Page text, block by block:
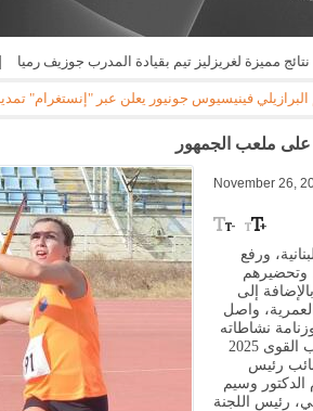
| لغريزليز تيم بقيادة المدرب جوزيف رميا
فينيسيوس جونيور يعلن عبر "إنستغرام" تمديد عقده مع
November 26,
ورفع
وتحضيرهم
إلى
واصل
نشاطاته
للعام 2025، حيث نظمّ لقاء في ألعاب القوى 2025
رئيس
الدكتور وسيم
رئيس اللجنة